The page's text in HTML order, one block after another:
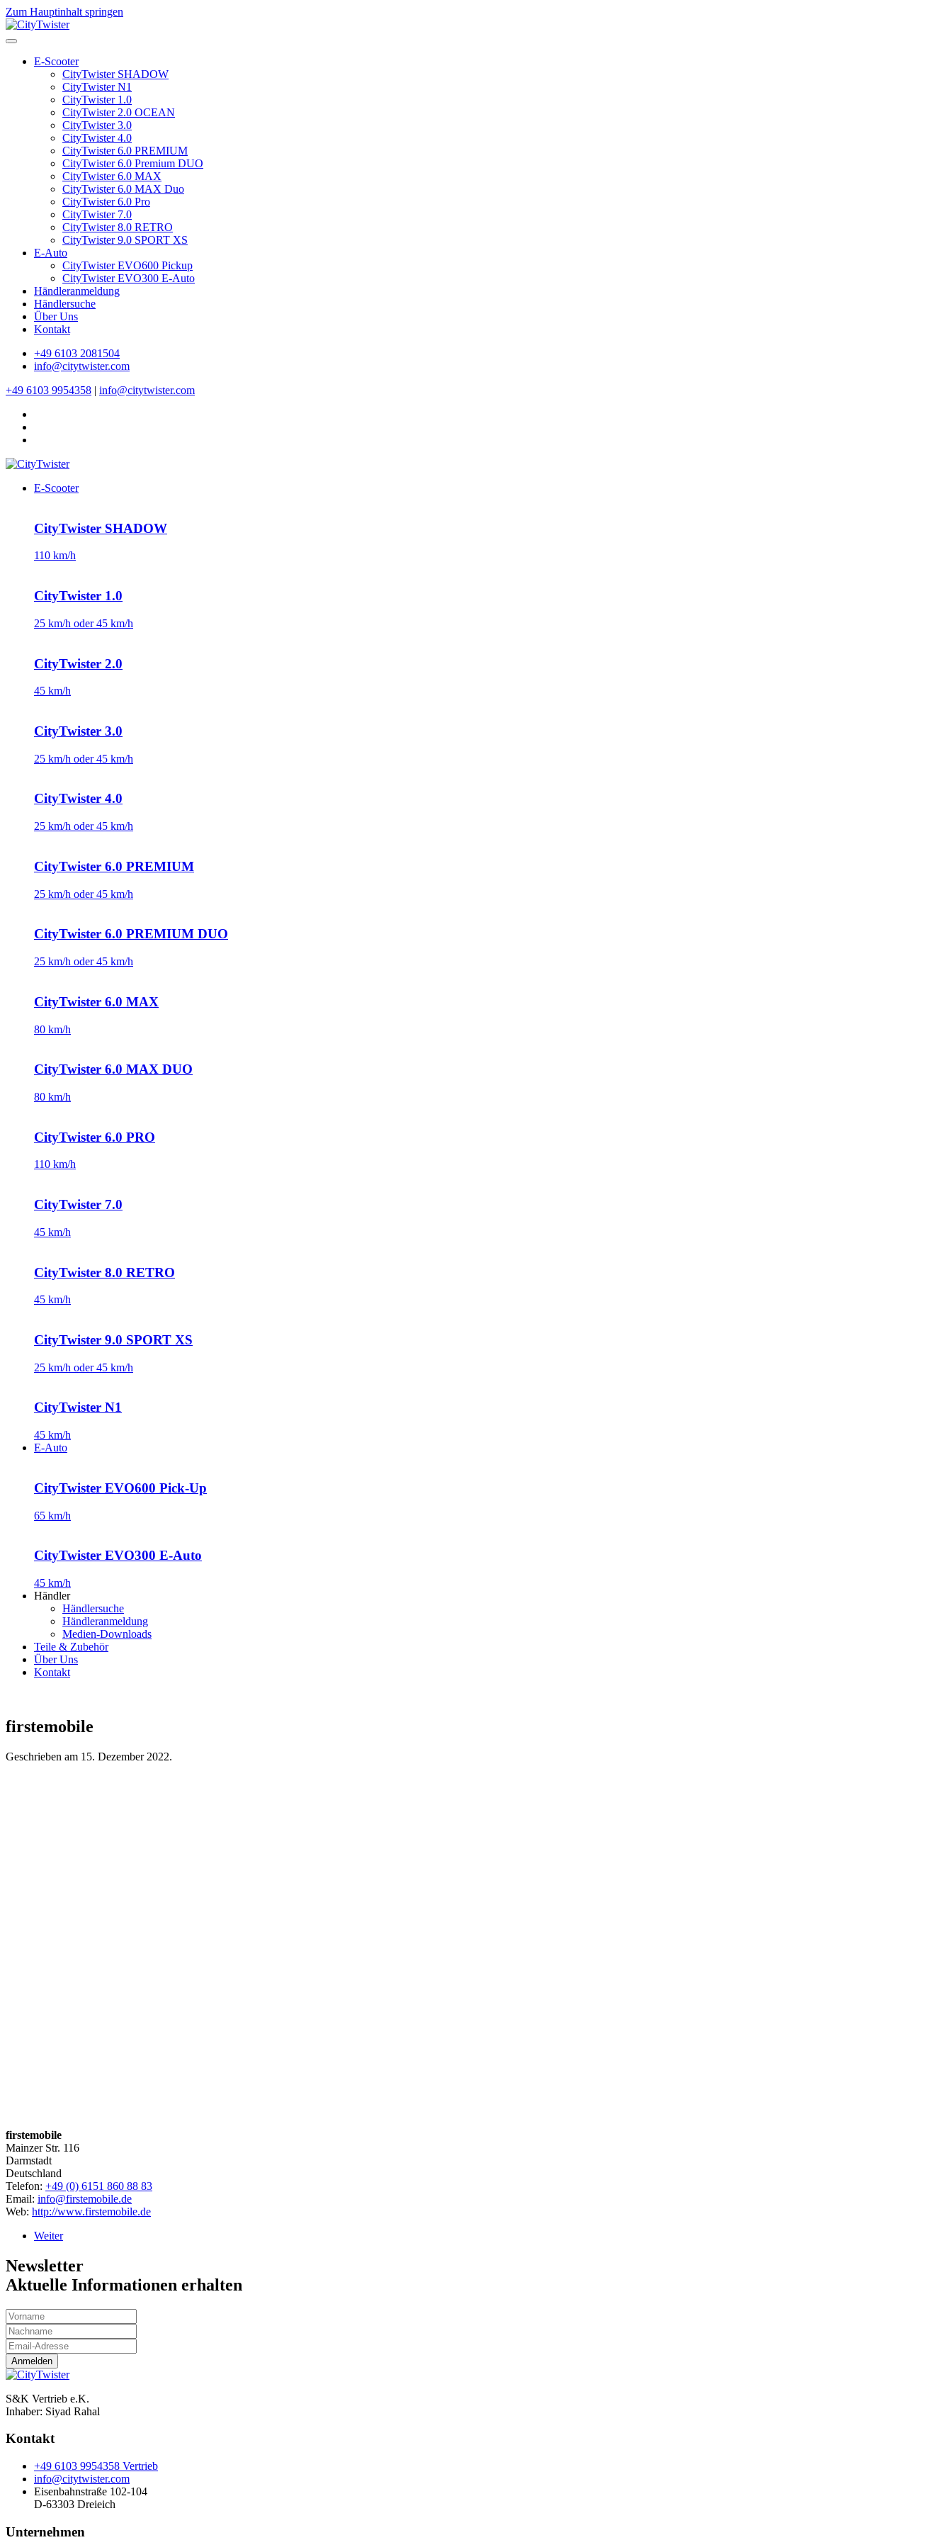
Zum Hauptinhalt springen
E-Scooter
CityTwister SHADOW
CityTwister N1
CityTwister 1.0
CityTwister 2.0 OCEAN
CityTwister 3.0
CityTwister 4.0
CityTwister 6.0 PREMIUM
CityTwister 6.0 Premium DUO
CityTwister 6.0 MAX
CityTwister 6.0 MAX Duo
CityTwister 6.0 Pro
CityTwister 7.0
CityTwister 8.0 RETRO
CityTwister 9.0 SPORT XS
E-Auto
CityTwister EVO600 Pickup
CityTwister EVO300 E-Auto
Händleranmeldung
Händlersuche
Über Uns
Kontakt
+49 6103 2081504
info@citytwister.com
+49 6103 9954358 | info@citytwister.com
E-Scooter
CityTwister SHADOW
110 km/h
CityTwister 1.0
25 km/h oder 45 km/h
CityTwister 2.0
45 km/h
CityTwister 3.0
25 km/h oder 45 km/h
CityTwister 4.0
25 km/h oder 45 km/h
CityTwister 6.0 PREMIUM
25 km/h oder 45 km/h
CityTwister 6.0 PREMIUM DUO
25 km/h oder 45 km/h
CityTwister 6.0 MAX
80 km/h
CityTwister 6.0 MAX DUO
80 km/h
CityTwister 6.0 PRO
110 km/h
CityTwister 7.0
45 km/h
CityTwister 8.0 RETRO
45 km/h
CityTwister 9.0 SPORT XS
25 km/h oder 45 km/h
CityTwister N1
45 km/h
E-Auto
CityTwister EVO600 Pick-Up
65 km/h
CityTwister EVO300 E-Auto
45 km/h
Händler
Händlersuche
Händleranmeldung
Medien-Downloads
Teile & Zubehör
Über Uns
Kontakt
firstemobile
Geschrieben am 15. Dezember 2022.
firstemobile
Mainzer Str. 116
Darmstadt
Deutschland
Telefon: +49 (0) 6151 860 88 83
Email: info@firstemobile.de
Web: http://www.firstemobile.de
Weiter
Newsletter
Aktuelle Informationen erhalten
Anmelden
S&K Vertrieb e.K.
Inhaber: Siyad Rahal
Kontakt
+49 6103 9954358 Vertrieb
info@citytwister.com
Eisenbahnstraße 102-104
D-63303 Dreieich
Unternehmen